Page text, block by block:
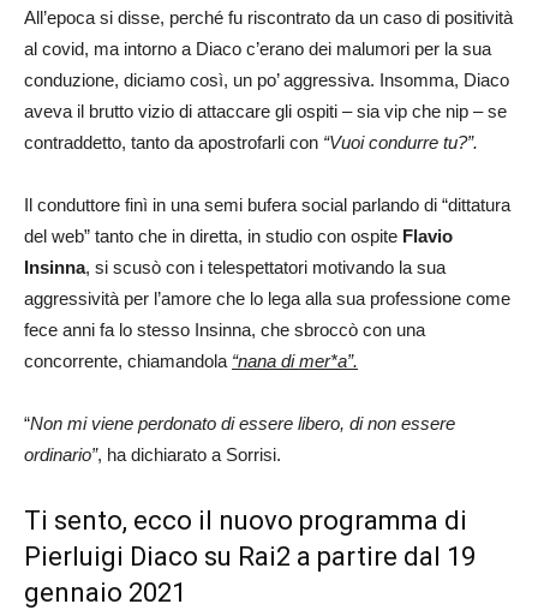
All’epoca si disse, perché fu riscontrato da un caso di positività
al covid, ma intorno a Diaco c’erano dei malumori per la sua
conduzione, diciamo così, un po’ aggressiva. Insomma, Diaco
aveva il brutto vizio di attaccare gli ospiti – sia vip che nip – se
contraddetto, tanto da apostrofarli con “Vuoi condurre tu?”.
Il conduttore finì in una semi bufera social parlando di “dittatura
del web” tanto che in diretta, in studio con ospite Flavio
Insinna, si scusò con i telespettatori motivando la sua
aggressività per l’amore che lo lega alla sua professione come
fece anni fa lo stesso Insinna, che sbroccò con una
concorrente, chiamandola “nana di mer*a”.
“Non mi viene perdonato di essere libero, di non essere
ordinario”, ha dichiarato a Sorrisi.
Ti sento, ecco il nuovo programma di
Pierluigi Diaco su Rai2 a partire dal 19
gennaio 2021